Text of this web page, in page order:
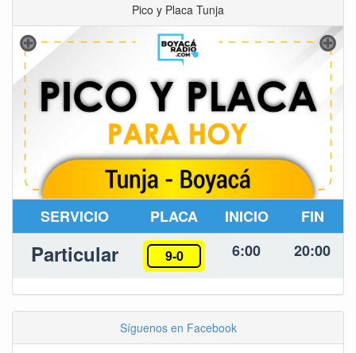
Pico y Placa Tunja
SERVICIO PLACA INICIO FIN
Particular 9-0 6:00 20:00
Síguenos en Facebook